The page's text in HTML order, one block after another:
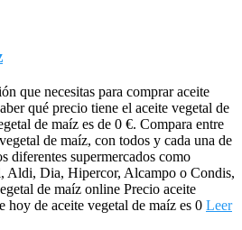
que necesitas para comprar aceite
qué precio tiene el aceite vegetal de
de maíz es de 0 €. Compara entre
de maíz, con todos y cada una de
diferentes supermercados como
Aldi, Dia, Hipercor, Alcampo o Condis,
de maíz online Precio aceite
hoy de aceite vegetal de maíz es 0 Leer